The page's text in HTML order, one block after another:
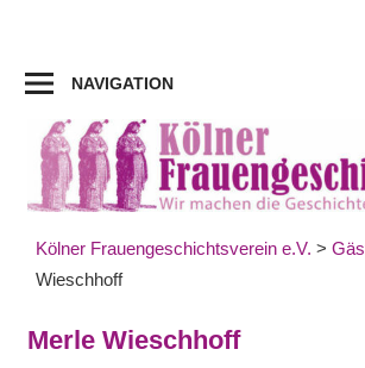
springen
NAVIGATION
Kölner Frauengeschichtsverein e.V. >
Wieschhoff
Merle Wieschhoff